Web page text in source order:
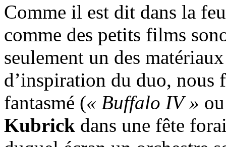
Comme il est dit dans la
comme des petits films
seulement un des
d’inspiration du duo, nous
fantasmé (« Buffalo IV »
Kubrick dans une fête